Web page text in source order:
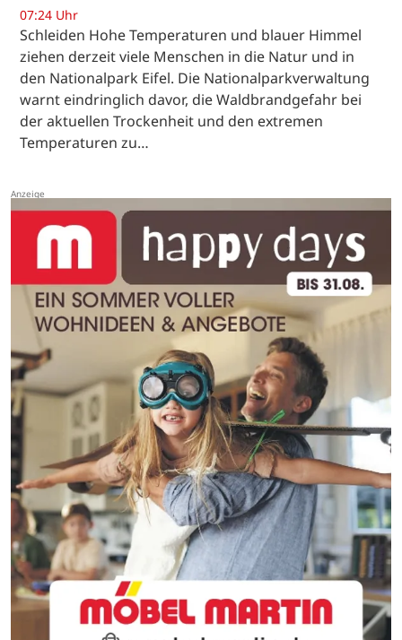
07:24 Uhr
Schleiden Hohe Temperaturen und blauer Himmel
ziehen derzeit viele Menschen in die Natur und in
den Nationalpark Eifel. Die Nationalparkverwaltung
warnt eindringlich davor, die Waldbrandgefahr bei
der aktuellen Trockenheit und den extremen
Temperaturen zu…